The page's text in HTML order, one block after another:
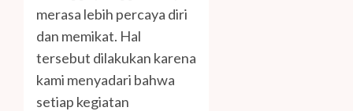
merasa lebih percaya diri
dan memikat. Hal
tersebut dilakukan karena
kami menyadari bahwa
setiap kegiatan